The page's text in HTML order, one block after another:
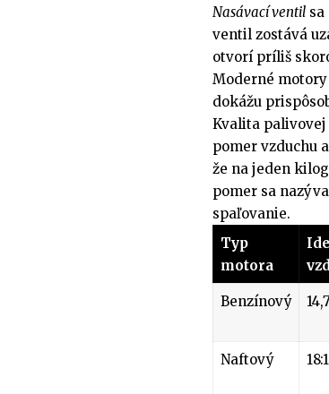
Nasávací ventil
ventil zostává
otvorí príliš
Moderné
dokážu
Kvalita
pomer vzduchu
že na jeden
pomer sa nazýva
spaľovanie.
Typ
motora
Benzínový
Naftový